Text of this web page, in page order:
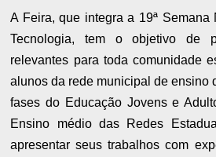
A Feira, que integra a 19ª
Tecnologia, tem o objetivo de
relevantes para toda comunidade
alunos da rede municipal de ensino
fases do Educação Jovens e
Ensino médio das Redes
apresentar seus trabalhos com